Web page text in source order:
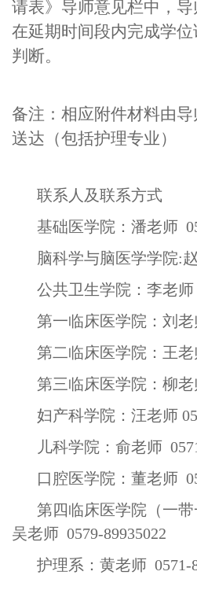
请表》导师意见栏中，
在延期时间段内完成学位
判断。
备注 ： 相应附件材料由
送达（包括护理专业）
联系人及联系方式
基础医学院：潘老师
脑科学与脑医学学院:
公共卫生学院：李老师
第一临床医学院： 刘 老
第二临床医学院：王老
第三临床医学院：柳老
妇产科学院：汪老师
儿科学院：俞老师
口腔医学院：董老师
第四临床医学院（一带
吴老师 0579-89935022
护理系：黄老师 0571-